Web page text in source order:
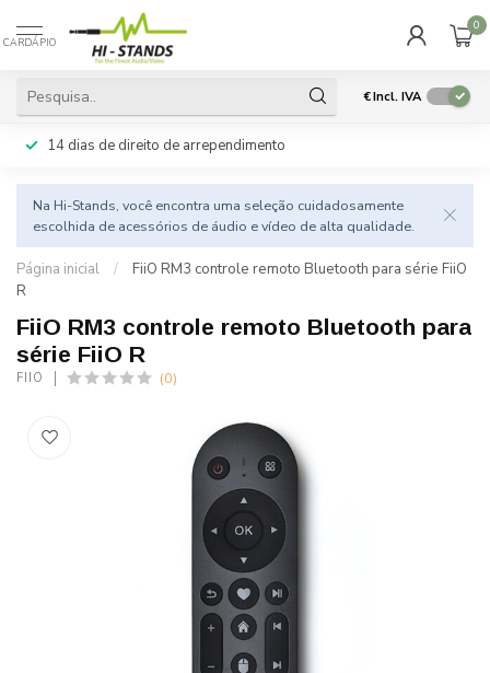
CARDÁPIO
0
€Incl. IVA
14 dias de direito de arrependimento
Na Hi-Stands, você encontra uma seleção cuidadosamente
escolhida de acessórios de áudio e vídeo de alta qualidade.
Página inicial /
FiiO RM3 controle remoto Bluetooth para série FiiO
R
FiiO RM3 controle remoto Bluetooth para
série FiiO R
FIIO (0)